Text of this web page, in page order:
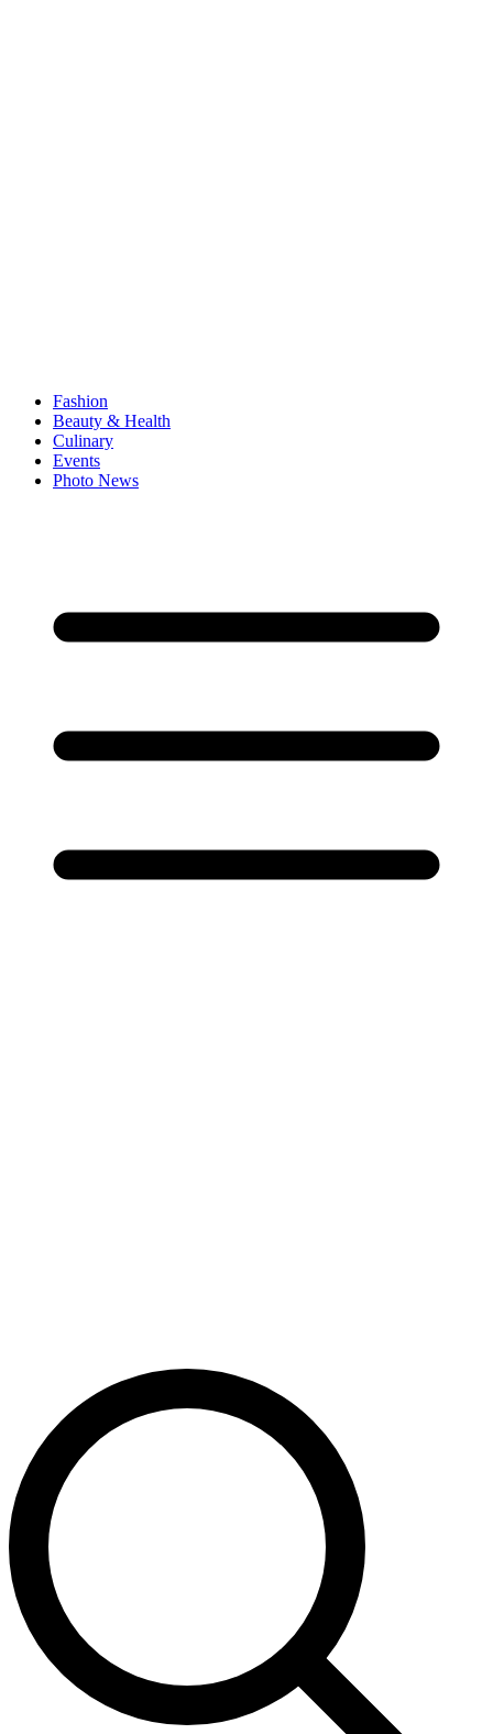
Fashion
Beauty & Health
Culinary
Events
Photo News